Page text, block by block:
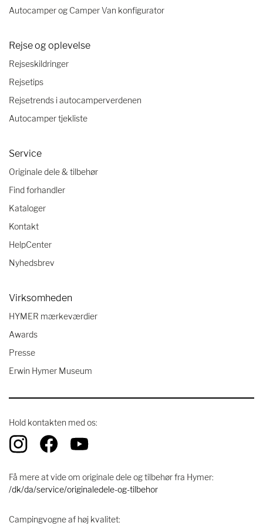
Autocamper og Camper Van konfigurator
Rejse og oplevelse
Rejseskildringer
Rejsetips
Rejsetrends i autocamperverdenen
Autocamper tjekliste
Service
Originale dele & tilbehør
Find forhandler
Kataloger
Kontakt
HelpCenter
Nyhedsbrev
Virksomheden
HYMER mærkeværdier
Awards
Presse
Erwin Hymer Museum
Hold kontakten med os:
Få mere at vide om originale dele og tilbehør fra Hymer:
/dk/da/service/originaledele-og-tilbehor
Campingvogne af høj kvalitet: